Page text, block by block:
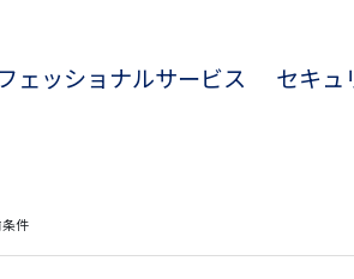
ェッショナルサービス セキュ
件